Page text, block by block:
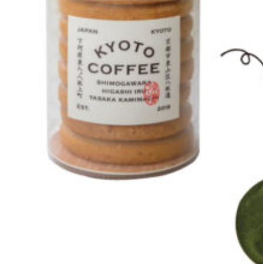
CULTURE
すべて
関西で開催。
おすすめの展覧会